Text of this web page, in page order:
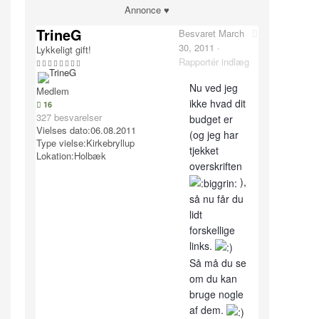
Annonce ♥
TrineG
Lykkeligt gift!
Medlem
16
327 besvarelser
Vielses dato:06.08.2011
Type vielse:Kirkebryllup
Lokation:Holbæk
Besvaret March
30, 2011 ·
Rapportér indlæg
Nu ved jeg
ikke hvad dit
budget er
(og jeg har
tjekket
overskriften
),
så nu får du
lidt
forskellige
links.
Så må du se
om du kan
bruge nogle
af dem.